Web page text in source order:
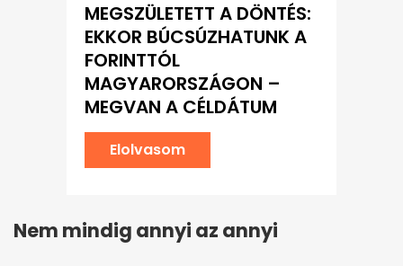
MEGSZÜLETETT A DÖNTÉS:
EKKOR BÚCSÚZHATUNK A
FORINTTÓL
MAGYARORSZÁGON –
MEGVAN A CÉLDÁTUM
Elolvasom
Nem mindig annyi az annyi